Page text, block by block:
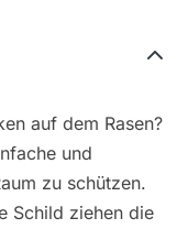
auf dem Rasen?
und
zu schützen.
Schild ziehen die